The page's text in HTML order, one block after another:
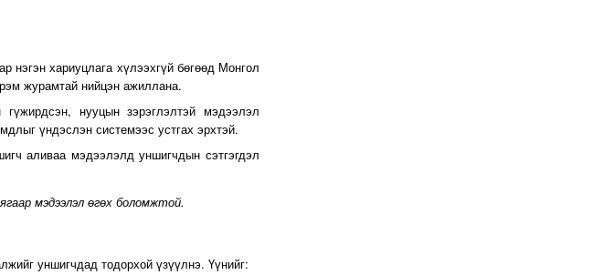
нэгэн хариуцлага хүлээхгүй бөгөөд Монгол
журамтай нийцэн ажиллана.
нууцын зэрэглэлтэй мэдээлэл
үндэслэн системээс устгах эрхтэй.
аливаа мэдээлэлд уншигчдын сэтгэгдэл
мэдээлэл өгөх боломжтой.
уншигчдад тодорхой үзүүлнэ. Үүнийг: